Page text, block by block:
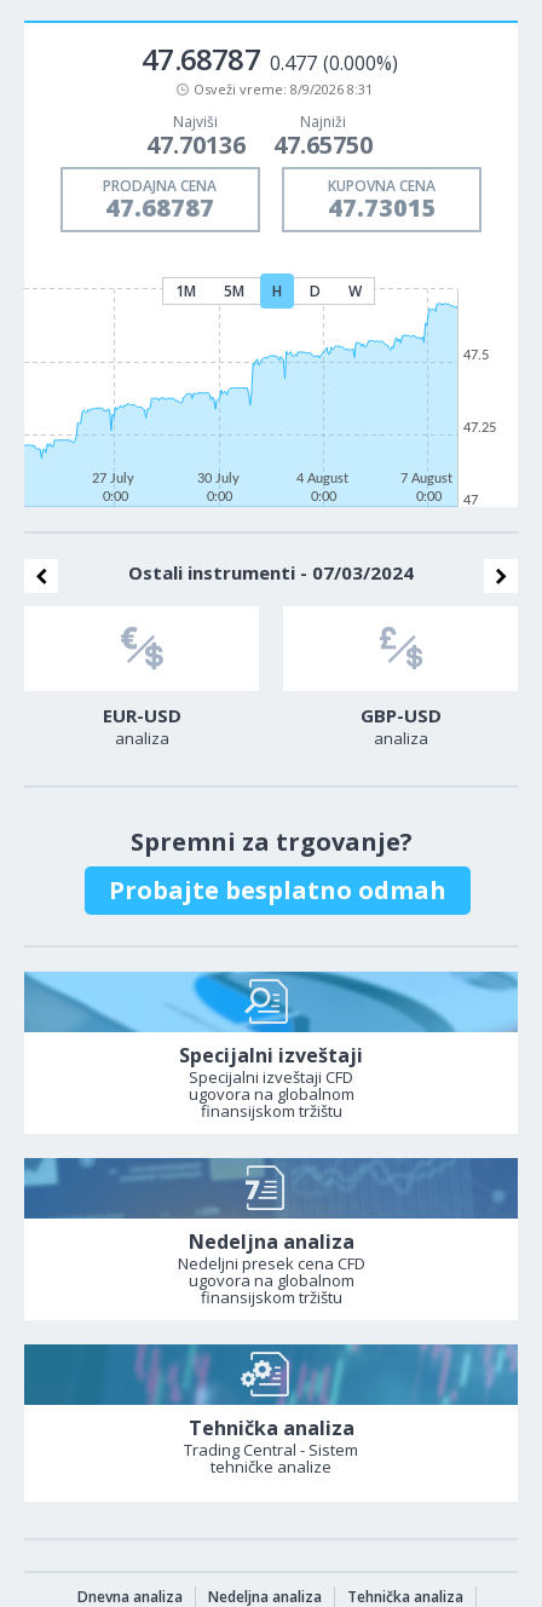
47.68787 0.477 (0.000%)
Osveži vreme: 8/9/2026 8:31
Najviši
47.70136
Najniži
47.65750
PRODAJNA CENA
47.68787
KUPOVNA CENA
47.73015
1M 5M H D W
27 July
0:00
30 July
0:00
4 August
0:00
7 August
0:00
47
47.25
47.5
Ostali instrumenti - 07/03/2024
EUR-USD
analiza
GBP-USD
analiza
Spremni za trgovanje?
Probajte besplatno odmah
Specijalni izveštaji
Specijalni izveštaji CFD
ugovora na globalnom
finansijskom tržištu
Nedeljna analiza
Nedeljni presek cena CFD
ugovora na globalnom
finansijskom tržištu
Tehnička analiza
Trading Central - Sistem
tehničke analize
Dnevna analiza Nedeljna analiza Tehnička analiza